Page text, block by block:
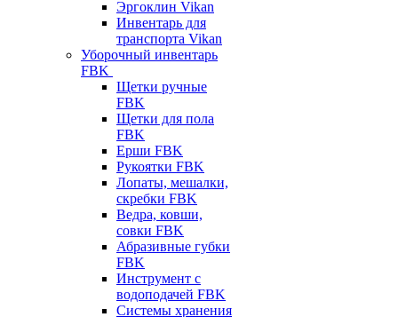
Эргоклин Vikan
Инвентарь для
транспорта Vikan
Уборочный инвентарь
FBK
Щетки ручные
FBK
Щетки для пола
FBK
Ерши FBK
Рукоятки FBK
Лопаты, мешалки,
скребки FBK
Ведра, ковши,
совки FBK
Абразивные губки
FBK
Инструмент с
водоподачей FBK
Системы хранения